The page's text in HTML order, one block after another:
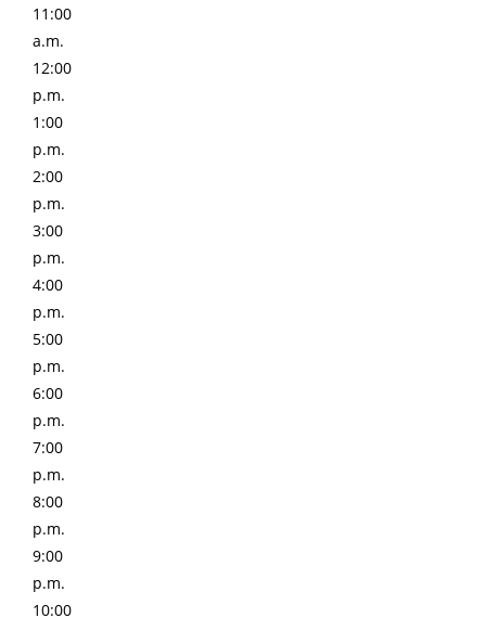
11:00
a.m.
12:00
p.m.
1:00
p.m.
2:00
p.m.
3:00
p.m.
4:00
p.m.
5:00
p.m.
6:00
p.m.
7:00
p.m.
8:00
p.m.
9:00
p.m.
10:00